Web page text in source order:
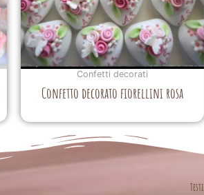
Confetti decorati
Confetto decorato fiorellini rosa